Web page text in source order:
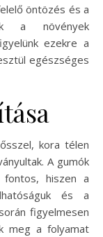
öntözés és a
a növények
ezekre a
egészséges
kora télen
A gumók
fontos, hiszen a
és a
figyelmesen
meg a folyamat